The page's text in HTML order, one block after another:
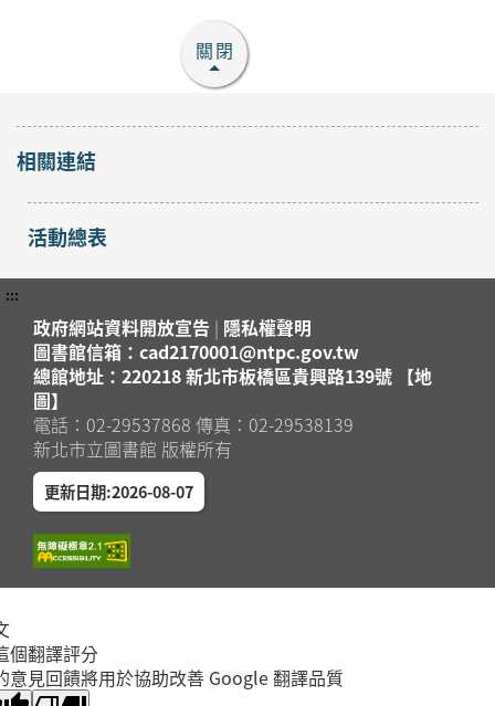
關閉
相關連結
活動總表
:::
政府網站資料開放宣告 | 隱私權聲明
圖書館信箱：cad2170001@ntpc.gov.tw
總館地址：220218 新北市板橋區貴興路139號 【地
圖】
電話：02-29537868 傳真：02-29538139
新北市立圖書館 版權所有
更新日期:2026-08-07
個翻譯評分
意見回饋將用於協助改善 Google 翻譯品質